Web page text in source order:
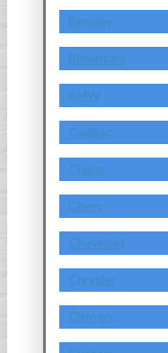
Bentley
Bimantara
BMW
Cadillac
Chana
Chery
Chevrolet
Chrysler
Citroen